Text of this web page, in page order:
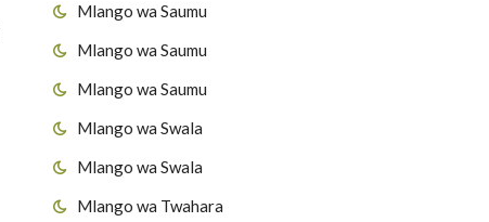
Mlango wa Saumu
Mlango wa Saumu
Mlango wa Saumu
Mlango wa Swala
Mlango wa Swala
Mlango wa Twahara